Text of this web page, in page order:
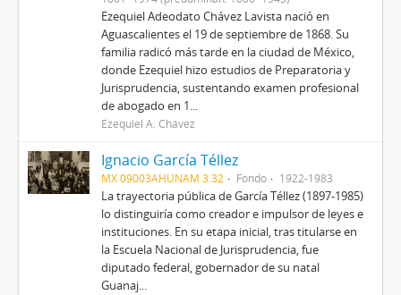
Ezequiel Adeodato Chávez Lavista nació en
Aguascalientes el 19 de septiembre de 1868. Su
familia radicó más tarde en la ciudad de México,
donde Ezequiel hizo estudios de Preparatoria y
Jurisprudencia, sustentando examen profesional
de abogado en 1...
Ezequiel A. Chávez
Ignacio García Téllez
MX 09003AHUNAM 3.32 Fondo 1922-1983
La trayectoria pública de García Téllez (1897-1985)
lo distinguiría como creador e impulsor de leyes e
instituciones. En su etapa inicial, tras titularse en
la Escuela Nacional de Jurisprudencia, fue
diputado federal, gobernador de su natal
Guanaj...